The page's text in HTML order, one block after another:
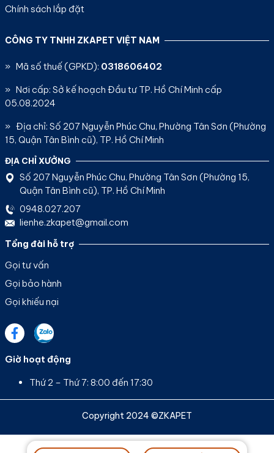
Chính sách lắp đặt
CÔNG TY TNHH ZKAPET VIỆT NAM
» Mã số thuế (GPKD): 0318606402
» Nơi cấp: Sở kế hoạch Đầu tư TP. Hồ Chí Minh cấp
05.08.2024
» Địa chỉ: Số 207 Nguyễn Phúc Chu, Phường Tân Sơn (Phường
15, Quận Tân Bình cũ), TP. Hồ Chí Minh
ĐỊA CHỈ XƯỞNG
Số 207 Nguyễn Phúc Chu, Phường Tân Sơn (Phường 15,
Quận Tân Bình cũ), TP. Hồ Chí Minh
0948.027.207
lienhe.zkapet@gmail.com
Tổng đài hỗ trợ
Gọi tư vấn
Gọi bảo hành
Gọi khiếu nại
Giờ hoạt động
Thứ 2 – Thứ 7: 8:00 đến 17:30
Copyright 2024 ©ZKAPET